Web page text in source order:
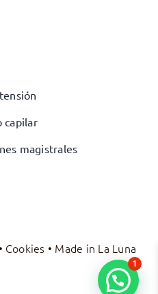
capilar
magistrales
• Cookies • Made in La Luna
1